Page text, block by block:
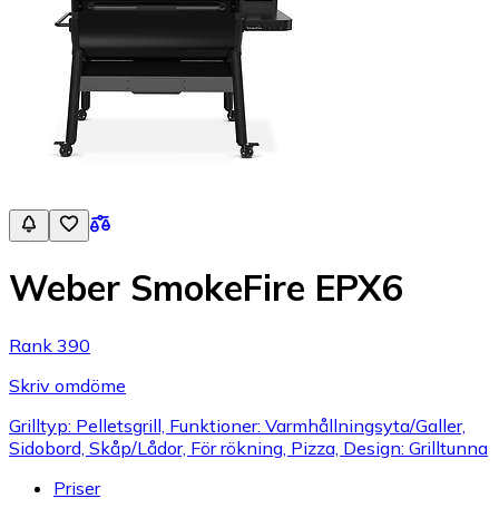
Weber SmokeFire EPX6
Rank 390
Skriv omdöme
Grilltyp: Pelletsgrill, Funktioner: Varmhållningsyta/Galler,
Sidobord, Skåp/Lådor, För rökning, Pizza, Design: Grilltunna
Priser